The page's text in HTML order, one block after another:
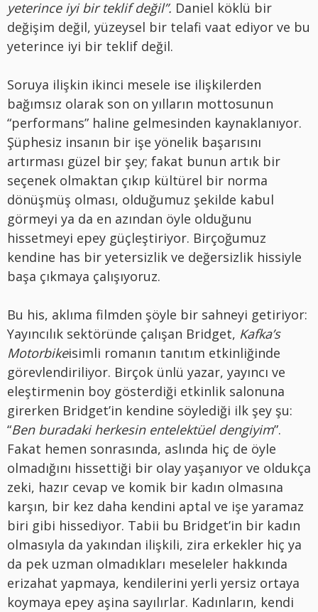
yeterince iyi bir teklif değil”. Daniel köklü bir
değişim değil, yüzeysel bir telafi vaat ediyor ve bu
yeterince iyi bir teklif değil.
Soruya ilişkin ikinci mesele ise ilişkilerden
bağımsız olarak son on yılların mottosunun
“performans” haline gelmesinden kaynaklanıyor.
Şüphesiz insanın bir işe yönelik başarısını
artırması güzel bir şey; fakat bunun artık bir
seçenek olmaktan çıkıp kültürel bir norma
dönüşmüş olması, olduğumuz şekilde kabul
görmeyi ya da en azından öyle olduğunu
hissetmeyi epey güçleştiriyor. Birçoğumuz
kendine has bir yetersizlik ve değersizlik hissiyle
başa çıkmaya çalışıyoruz.
Bu his, aklıma filmden şöyle bir sahneyi getiriyor:
Yayıncılık sektöründe çalışan Bridget, Kafka’s
Motorbikeisimli romanın tanıtım etkinliğinde
görevlendiriliyor. Birçok ünlü yazar, yayıncı ve
eleştirmenin boy gösterdiği etkinlik salonuna
girerken Bridget’in kendine söylediği ilk şey şu:
“Ben buradaki herkesin entelektüel dengiyim”.
Fakat hemen sonrasında, aslında hiç de öyle
olmadığını hissettiği bir olay yaşanıyor ve oldukça
zeki, hazır cevap ve komik bir kadın olmasına
karşın, bir kez daha kendini aptal ve işe yaramaz
biri gibi hissediyor. Tabii bu Bridget’in bir kadın
olmasıyla da yakından ilişkili, zira erkekler hiç ya
da pek uzman olmadıkları meseleler hakkında
erizahat yapmaya, kendilerini yerli yersiz ortaya
koymaya epey aşina sayılırlar. Kadınların, kendi